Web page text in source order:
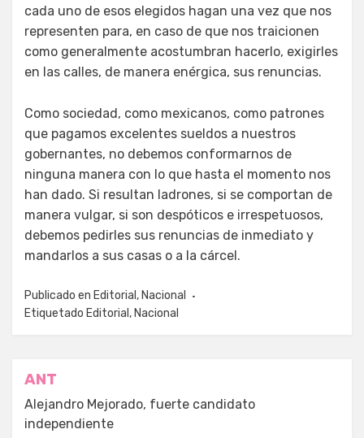
cada uno de esos elegidos hagan una vez que nos
representen para, en caso de que nos traicionen
como generalmente acostumbran hacerlo, exigirles
en las calles, de manera enérgica, sus renuncias.
Como sociedad, como mexicanos, como patrones
que pagamos excelentes sueldos a nuestros
gobernantes, no debemos conformarnos de
ninguna manera con lo que hasta el momento nos
han dado. Si resultan ladrones, si se comportan de
manera vulgar, si son despóticos e irrespetuosos,
debemos pedirles sus renuncias de inmediato y
mandarlos a sus casas o a la cárcel.
Publicado en Editorial , Nacional
Etiquetado Editorial , Nacional
Navegación
de
ANT
Alejandro Mejorado, fuerte candidato
independiente